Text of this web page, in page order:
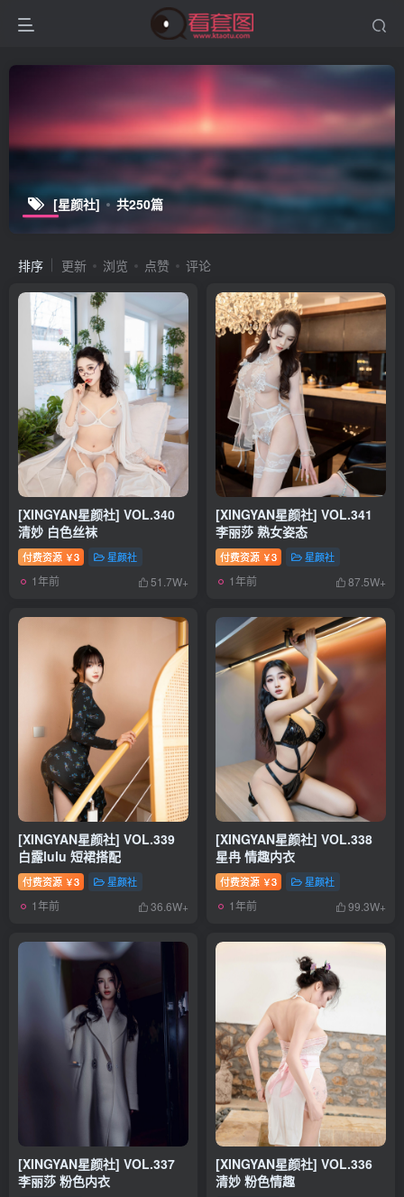
[星颜社] 共250篇
排序 更新 浏览 点赞 评论
[XINGYAN星颜社] VOL.340
清妙 白色丝袜
付费资源 ￥3 星颜社
1年前 51.7W+
[XINGYAN星颜社] VOL.341
李丽莎 熟女姿态
付费资源 ￥3 星颜社
1年前 87.5W+
[XINGYAN星颜社] VOL.339
白露lulu 短裙搭配
付费资源 ￥3 星颜社
1年前 36.6W+
[XINGYAN星颜社] VOL.338
星冉 情趣内衣
付费资源 ￥3 星颜社
1年前 99.3W+
[XINGYAN星颜社] VOL.337
李丽莎 粉色内衣
[XINGYAN星颜社] VOL.336
清妙 粉色情趣
登录
没有账号？立即注册
用户名或邮箱
登录密码
记住登录 找回密码
登录